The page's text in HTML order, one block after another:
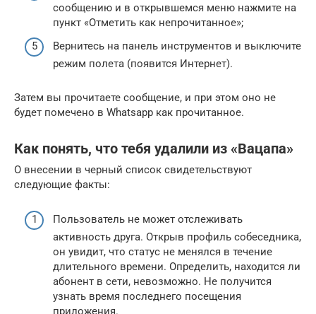
сообщению и в открывшемся меню нажмите на
пункт «Отметить как непрочитанное»;
Вернитесь на панель инструментов и выключите
режим полета (появится Интернет).
Затем вы прочитаете сообщение, и при этом оно не
будет помечено в Whatsapp как прочитанное.
Как понять, что тебя удалили из «Вацапа»
О внесении в черный список свидетельствуют
следующие факты:
Пользователь не может отслеживать
активность друга. Открыв профиль собеседника,
он увидит, что статус не менялся в течение
длительного времени. Определить, находится ли
абонент в сети, невозможно. Не получится
узнать время последнего посещения
приложения.